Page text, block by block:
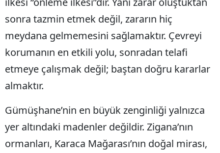
Yalova
Karabük
sonra tazmin etmek değil, zararın hiç
meydana gelmemesini sağlamaktır. Çevreyi
korumanın en etkili yolu, sonradan telafi
etmeye çalışmak değil; baştan doğru kararlar
almaktır.
Gümüşhane’nin en büyük zenginliği yalnızca
yer altındaki madenler değildir. Zigana’nın
ormanları, Karaca Mağarası’nın doğal mirası,